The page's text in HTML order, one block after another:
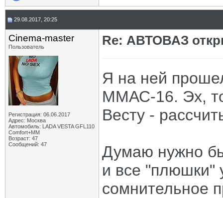
29.08.2017, 20:25
Cinema-master
Пользователь
Регистрация: 06.06.2017
Адрес: Москва
Автомобиль: LADA VESTA GFL110
Comfort+MM
Возраст: 47
Сообщений: 47
Re: АВТОВАЗ
Я на ней
ММАС-16. Эх,
Весту -
Думаю нужно
и все "плюшки"
сомнительное